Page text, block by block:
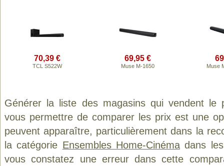
70,39 €
TCL S522W
69,95 €
Muse M-1650 Muse
Générer la liste des magasins qui vendent le
vous permettre de comparer les prix est une
peuvent apparaître, particulièrement dans la
la catégorie Ensembles Home-Cinémadans les
vous constatez une erreur dans cette